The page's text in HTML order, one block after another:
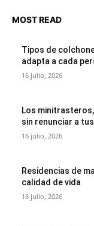
MOST READ
Tipos de
adapta a cada
16 julio, 2026
Los
sin renunciar a
16 julio, 2026
Residencias de
calidad de vida
16 julio, 2026